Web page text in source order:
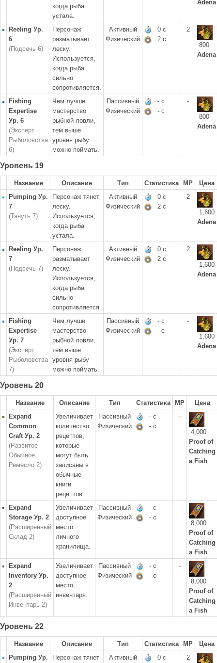
когда рыба
устала.
Adena
Reeling Ур.
6
(Подсечь 6)
Персонаж
разматывает
леску.
Используется,
когда рыба
сильно
сопротивляется.
Активный
Физический
0 с
2 с
2
800
Adena
Fishing
Expertise
Ур. 6
(Эксперт
Рыболовства
6)
Чем лучше
мастерство
рыбной ловли,
тем выше
уровня рыбу
можно поймать.
Пассивный
Физический
- с
- с
-
800
Adena
Уровень 19
Название Описание Тип Статистика MP
Цена
Pumping Ур.
7
(Тянуть 7)
Персонаж тянет
леску.
Используется,
когда рыба
устала.
Активный
Физический
0 с
2 с
2
1,600
Adena
Reeling Ур.
7
(Подсечь 7)
Персонаж
разматывает
леску.
Используется,
когда рыба
сильно
сопротивляется.
Активный
Физический
0 с
2 с
2
1,600
Adena
Fishing
Expertise
Ур. 7
(Эксперт
Рыболовства
7)
Чем лучше
мастерство
рыбной ловли,
тем выше
уровня рыбу
можно поймать.
Пассивный
Физический
- с
- с
-
1,600
Adena
Уровень 20
Название Описание Тип Статистика MP
Цена
Expand
Common
Craft Ур. 2
(Развитое
Обычное
Ремесло 2)
Увеличивает
количество
рецептов,
которые
могут быть
записаны в
обычные
книги
рецептов.
Пассивный
Физический
- с
- с
-
4,000
Proof of
Catching
a Fish
Expand
Storage Ур. 2
(Расширенный
Склад 2)
Увеличивает
доступное
место
личного
хранилища.
Пассивный
Физический
- с
- с
-
8,000
Proof of
Catching
a Fish
Expand
Inventory Ур.
2
(Расширенный
Инвентарь 2)
Увеличивает
доступное
место
инвентаря.
Пассивный
Физический
- с
- с
-
8,000
Proof of
Catching
a Fish
Уровень 22
Название Описание Тип Статистика MP
Цена
Pumping Ур.
Персонаж тянет
Активный
0 с
2